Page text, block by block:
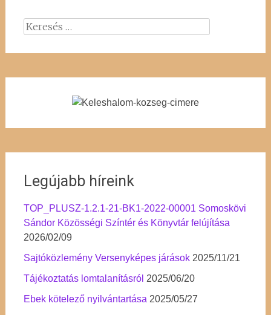
Keresés:
Legújabb híreink
TOP_PLUSZ-1.2.1-21-BK1-2022-00001 Somoskövi
Sándor Közösségi Színtér és Könyvtár felújítása
2026/02/09
Sajtóközlemény Versenyképes járások 2025/11/21
Tájékoztatás lomtalanításról 2025/06/20
Ebek kötelező nyilvántartása 2025/05/27